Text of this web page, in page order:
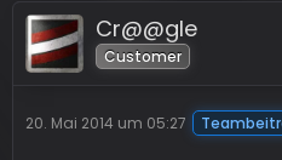
Cr@@gle
Customer
20. Mai 2014 um 05:27